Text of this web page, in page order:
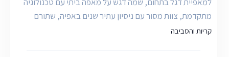
מתקדמת, צוות מסור עם ניסיון עתיר שנים באפיה, שתורם
לעשייה לא
קריות והסביבה